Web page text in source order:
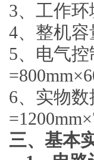
3、工作
4、整机
5、电气
6、实物
三、基本